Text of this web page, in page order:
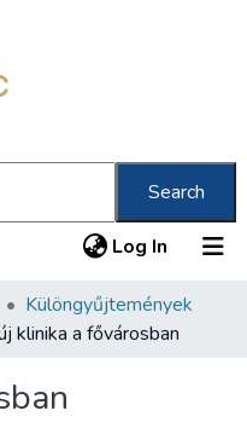
Search
Log In (current)
Különgyűjtemények
klinika a fővárosban